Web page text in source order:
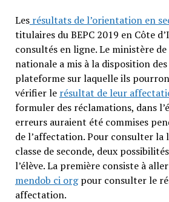
Lesrésultats de l’orientation en
titulaires du BEPC 2019 en Côte
consultés en ligne. Le ministère de
nationale a mis à la disposition des
plateforme sur laquelle ils
vérifier le résultat de leur
formuler des réclamations, dans
erreurs auraient été commises
de l’affectation. Pour consulter la
classe de seconde, deux
l’élève. La première consiste à
mendob ci orgpour consulter le
affectation.